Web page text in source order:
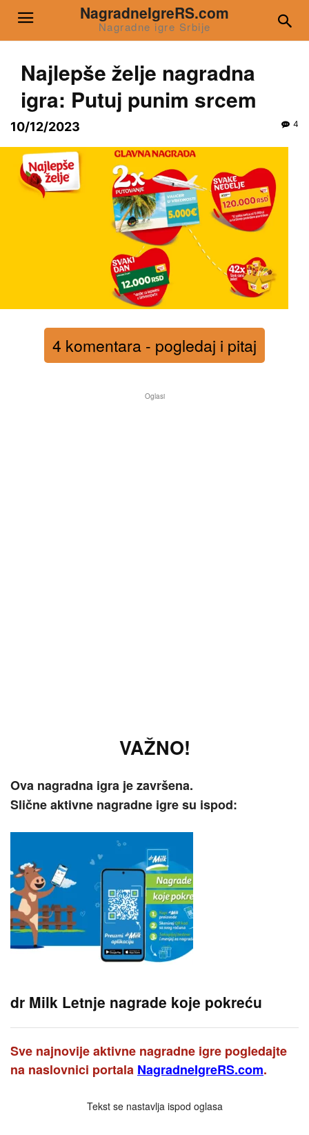
NagradneIgreRS.com
Nagradne igre Srbije
Najlepše želje nagradna
igra: Putuj punim srcem
10/12/2023 4
4 komentara - pogledaj i pitaj
Oglasi
VAŽNO!
Ova nagradna igra je završena.
Slične aktivne nagradne igre su ispod:
dr Milk Letnje nagrade koje pokreću
Sve najnovije aktivne nagradne igre pogledajte
na naslovnici portala NagradneIgreRS.com.
Tekst se nastavlja ispod oglasa